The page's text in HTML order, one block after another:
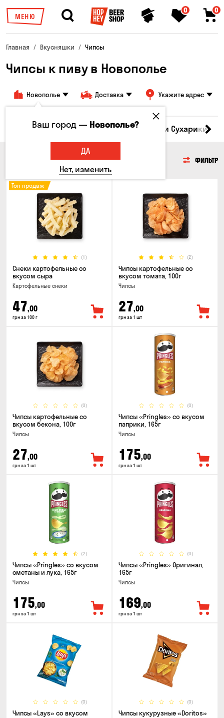
МЕНЮ
0 0
Главная Вкусняшки Чипсы
Чипсы к пиву в Новополье
Новополье Доставка Укажите адрес
Кукуруза Семечки Чипсы Гренки и Сухарики
ФИЛЬТР
(1)
Топ продаж
Снеки картофельные со
вкусом сыра
Картофельные снеки
47,00
грн за 100 г
(2)
Чипсы картофельные со
вкусом томата, 100г
Чипсы
27,00
грн за 1 шт
(0)
Чипсы картофельные со
вкусом бекона, 100г
Чипсы
27,00
грн за 1 шт
(0)
Чипсы «Pringles» со вкусом
паприки, 165г
Чипсы
175,00
грн за 1 шт
(2)
Чипсы «Pringles» со вкусом
сметаны и лука, 165г
Чипсы
175,00
грн за 1 шт
(0)
Чипсы «Pringles» Оригинал,
165г
Чипсы
169,00
грн за 1 шт
(0)
Чипсы «Lays» со вкусом
(0)
Чипсы кукурузные «Doritos»
Ваш город —Новополье?
ДА
Нет, изменить